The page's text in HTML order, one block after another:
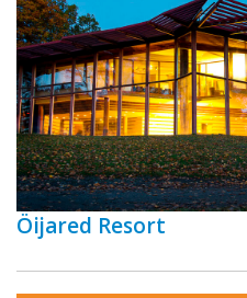
Öijared Resort